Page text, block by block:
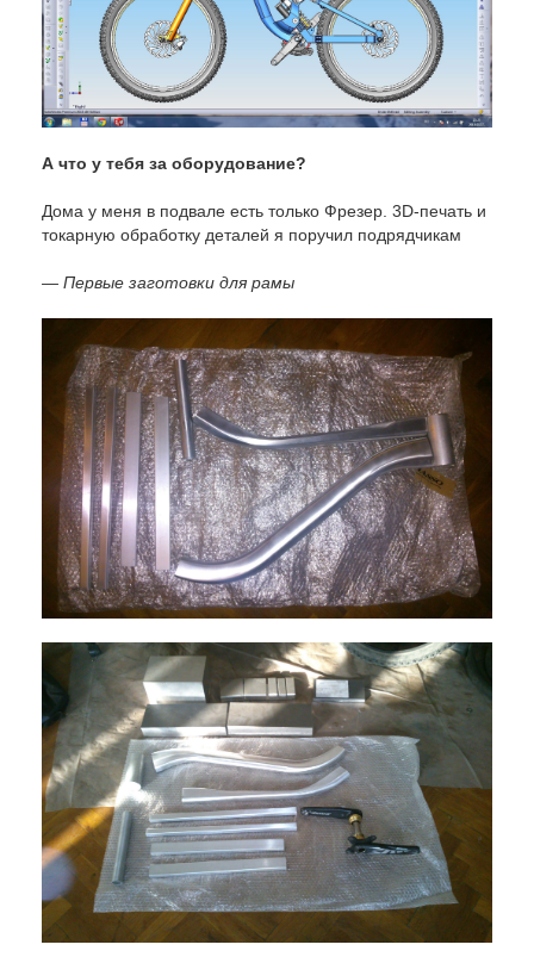
А что у тебя за оборудование?
Дома у меня в подвале есть только Фрезер. 3D-печать и
токарную обработку деталей я поручил подрядчикам
— Первые заготовки для рамы